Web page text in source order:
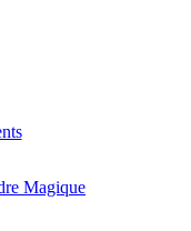
Magique